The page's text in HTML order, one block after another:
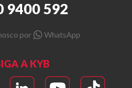
9400 592
por WhatsApp
A KYB